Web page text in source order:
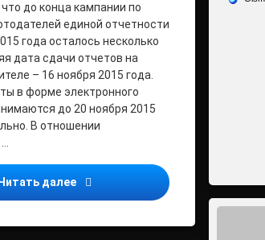
участков
до конца кампании по
единой отчетности
года осталось несколько
дата сдачи отчетов на
– 16 ноября 2015 года.
в форме электронного
до 20 ноября 2015
В отношении
далее Подходит к концу отчетная